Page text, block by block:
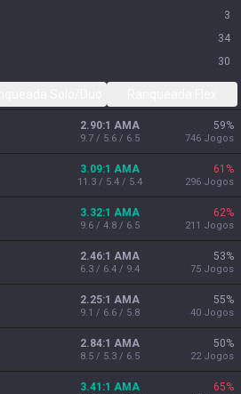
3
34
30
2.90:1 AMA
9.7 / 5.6 / 6.5
59%
746 Jogos
3.09:1 AMA
11.3 / 5.4 / 5.4
61 %
296 Jogos
3.32:1 AMA
9.6 / 4.8 / 6.5
62%
211 Jogos
2.46:1 AMA
6.3 / 6.4 / 9.4
53%
75 Jogos
2.25:1 AMA
9.1 / 6.6 / 5.8
55%
40 Jogos
2.84:1 AMA
8.5 / 5.3 / 6.5
50%
22 Jogos
3.41:1 AMA 65%